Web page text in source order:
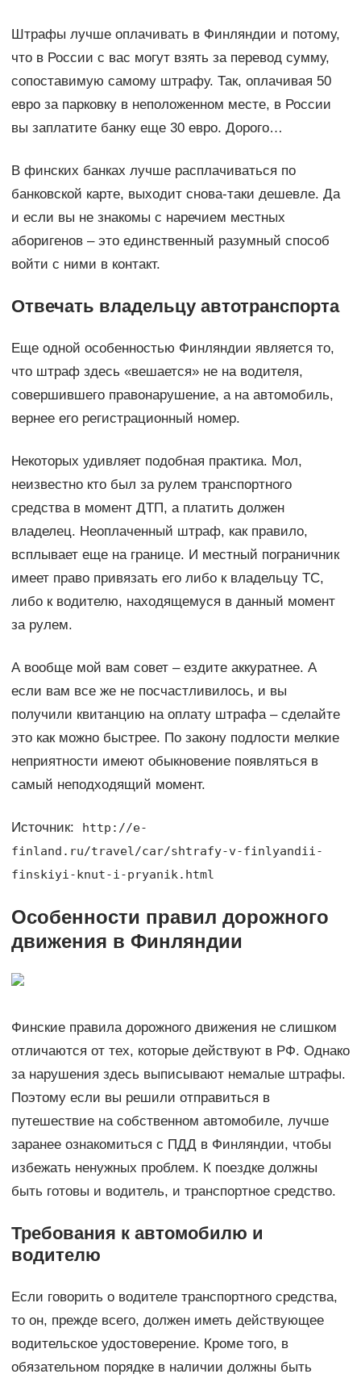
Штрафы лучше оплачивать в Финляндии и потому,
что в России с вас могут взять за перевод сумму,
сопоставимую самому штрафу. Так, оплачивая 50
евро за парковку в неположенном месте, в России
вы заплатите банку еще 30 евро. Дорого…
В финских банках лучше расплачиваться по
банковской карте, выходит снова-таки дешевле. Да
и если вы не знакомы с наречием местных
аборигенов – это единственный разумный способ
войти с ними в контакт.
Отвечать владельцу автотранспорта
Еще одной особенностью Финляндии является то,
что штраф здесь «вешается» не на водителя,
совершившего правонарушение, а на автомобиль,
вернее его регистрационный номер.
Некоторых удивляет подобная практика. Мол,
неизвестно кто был за рулем транспортного
средства в момент ДТП, а платить должен
владелец. Неоплаченный штраф, как правило,
всплывает еще на границе. И местный пограничник
имеет право привязать его либо к владельцу ТС,
либо к водителю, находящемуся в данный момент
за рулем.
А вообще мой вам совет – ездите аккуратнее. А
если вам все же не посчастливилось, и вы
получили квитанцию на оплату штрафа – сделайте
это как можно быстрее. По закону подлости мелкие
неприятности имеют обыкновение появляться в
самый неподходящий момент.
Источник:
http://e-
finland.ru/travel/car/shtrafy-v-finlyandii-
finskiyi-knut-i-pryanik.html
Особенности правил дорожного
движения в Финляндии
Финские правила дорожного движения не слишком
отличаются от тех, которые действуют в РФ. Однако
за нарушения здесь выписывают немалые штрафы.
Поэтому если вы решили отправиться в
путешествие на собственном автомобиле, лучше
заранее ознакомиться с ПДД в Финляндии, чтобы
избежать ненужных проблем. К поездке должны
быть готовы и водитель, и транспортное средство.
Требования к автомобилю и
водителю
Если говорить о водителе транспортного средства,
то он, прежде всего, должен иметь действующее
водительское удостоверение. Кроме того, в
обязательном порядке в наличии должны быть